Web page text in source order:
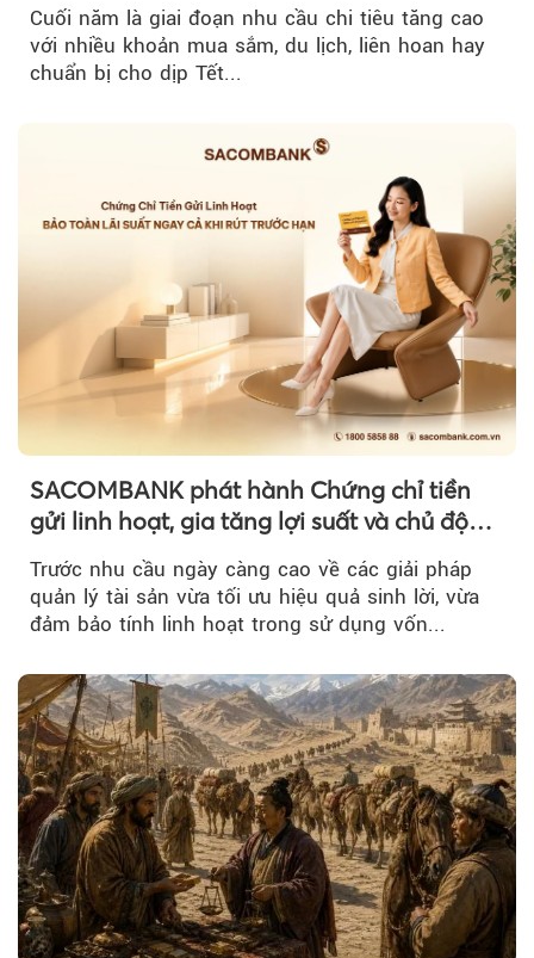
Cuối năm là giai đoạn nhu cầu chi tiêu tăng cao
với nhiều khoản mua sắm, du lịch, liên hoan hay
chuẩn bị cho dịp Tết...
SACOMBANK phát hành Chứng chỉ tiền
gửi linh hoạt, gia tăng lợi suất và chủ động
Trước nhu cầu ngày càng cao về các giải pháp
quản lý tài sản vừa tối ưu hiệu quả sinh lời, vừa
đảm bảo tính linh hoạt trong sử dụng vốn...